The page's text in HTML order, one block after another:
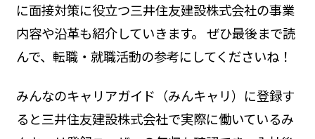
に面接対策に役立つ三井住友建設株式会社の事業
内容や沿革も紹介していきます。 ぜひ最後まで読
んで、転職・就職活動の参考にしてくださいね！
みんなのキャリアガイド（みんキャリ）に登録す
ると三井住友建設株式会社で実際に働いているみ